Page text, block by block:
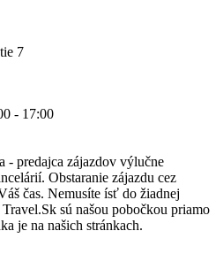
7
- 17:00
- predajca zájazdov výlučne
Obstaranie zájazdu cez
čas. Nemusíte ísť do žiadnej
sú našou pobočkou priamo
je na našich stránkach.